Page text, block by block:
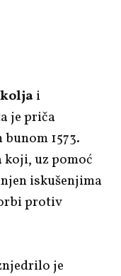
i
je priča
1573.
koji, uz pomoć
iskušenjima
protiv
je